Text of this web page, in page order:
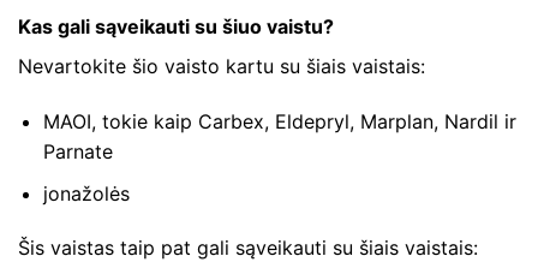
Kas gali sąveikauti su šiuo vaistu?
Nevartokite šio vaisto kartu su šiais vaistais:
MAOI, tokie kaip Carbex, Eldepryl, Marplan, Nardil ir
Parnate
jonažolės
Šis vaistas taip pat gali sąveikauti su šiais vaistais: